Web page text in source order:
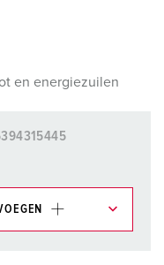
en energiezuilen